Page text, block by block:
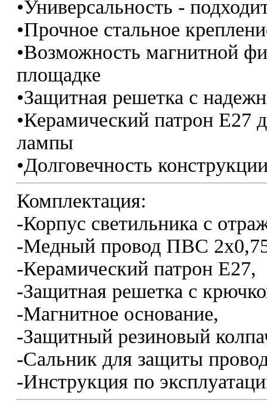
•Универсальность -
•Прочное стальное
•Возможность магнитной
площадке
•Защитная решетка с
•Керамический патрон Е27
лампы
•Долговечность
Комплектация:
-Корпус светильника с
-Медный провод ПВС
-Керамический патрон Е27,
-Защитная решетка с
-Магнитное основание,
-Защитный резиновый
-Сальник для защиты
-Инструкция по